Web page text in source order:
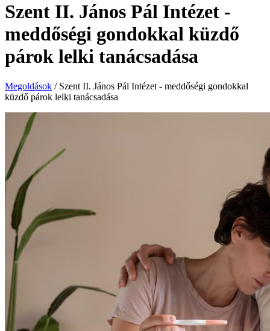
Szent II. János Pál Intézet -
meddőségi gondokkal küzdő
párok lelki tanácsadása
Megoldások / Szent II. János Pál Intézet - meddőségi gondokkal
küzdő párok lelki tanácsadása